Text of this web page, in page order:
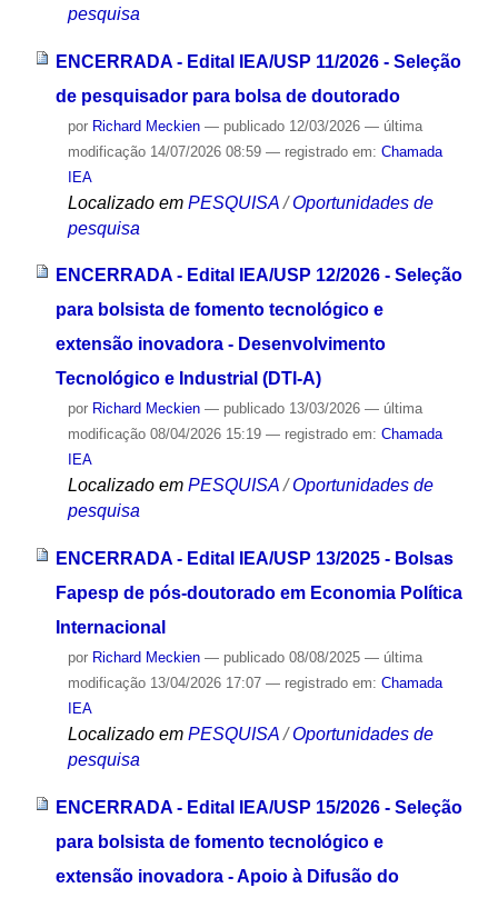
pesquisa
ENCERRADA - Edital IEA/USP 11/2026 - Seleção
de pesquisador para bolsa de doutorado
por Richard Meckien — publicado12/03/2026 — última
modificação14/07/2026 08:59 — registrado em: Chamada
IEA
Localizado em PESQUISA /Oportunidades de
pesquisa
ENCERRADA - Edital IEA/USP 12/2026 - Seleção
para bolsista de fomento tecnológico e
extensão inovadora - Desenvolvimento
Tecnológico e Industrial (DTI-A)
por Richard Meckien — publicado13/03/2026 — última
modificação08/04/2026 15:19 — registrado em: Chamada
IEA
Localizado em PESQUISA /Oportunidades de
pesquisa
ENCERRADA - Edital IEA/USP 13/2025 - Bolsas
Fapesp de pós-doutorado em Economia Política
Internacional
por Richard Meckien — publicado08/08/2025 — última
modificação13/04/2026 17:07 — registrado em: Chamada
IEA
Localizado em PESQUISA /Oportunidades de
pesquisa
ENCERRADA - Edital IEA/USP 15/2026 - Seleção
para bolsista de fomento tecnológico e
extensão inovadora - Apoio à Difusão do